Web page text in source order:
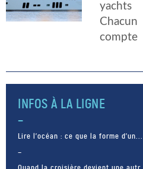
yachts
INFOS À LA LIGNE
Lire l’océan : ce que la forme d’un...